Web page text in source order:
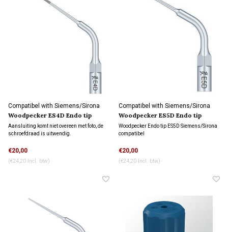
Compatibel with Siemens/Sirona
connection
Woodpecker ES4D Endo tip
Aansluiting komt niet overeen met foto, de
schroefdraad is uitwendig.
€20,00
(€24,20 Incl. btw)
Compatibel with Siemens/Sirona
connection
Woodpecker ES5D Endo tip
Woodpecker Endo tip ES5D Siemens/Sirona
compatibel
Aansluiting komt niet overeen met foto, de
€20,00
(€24,20 Incl. btw)